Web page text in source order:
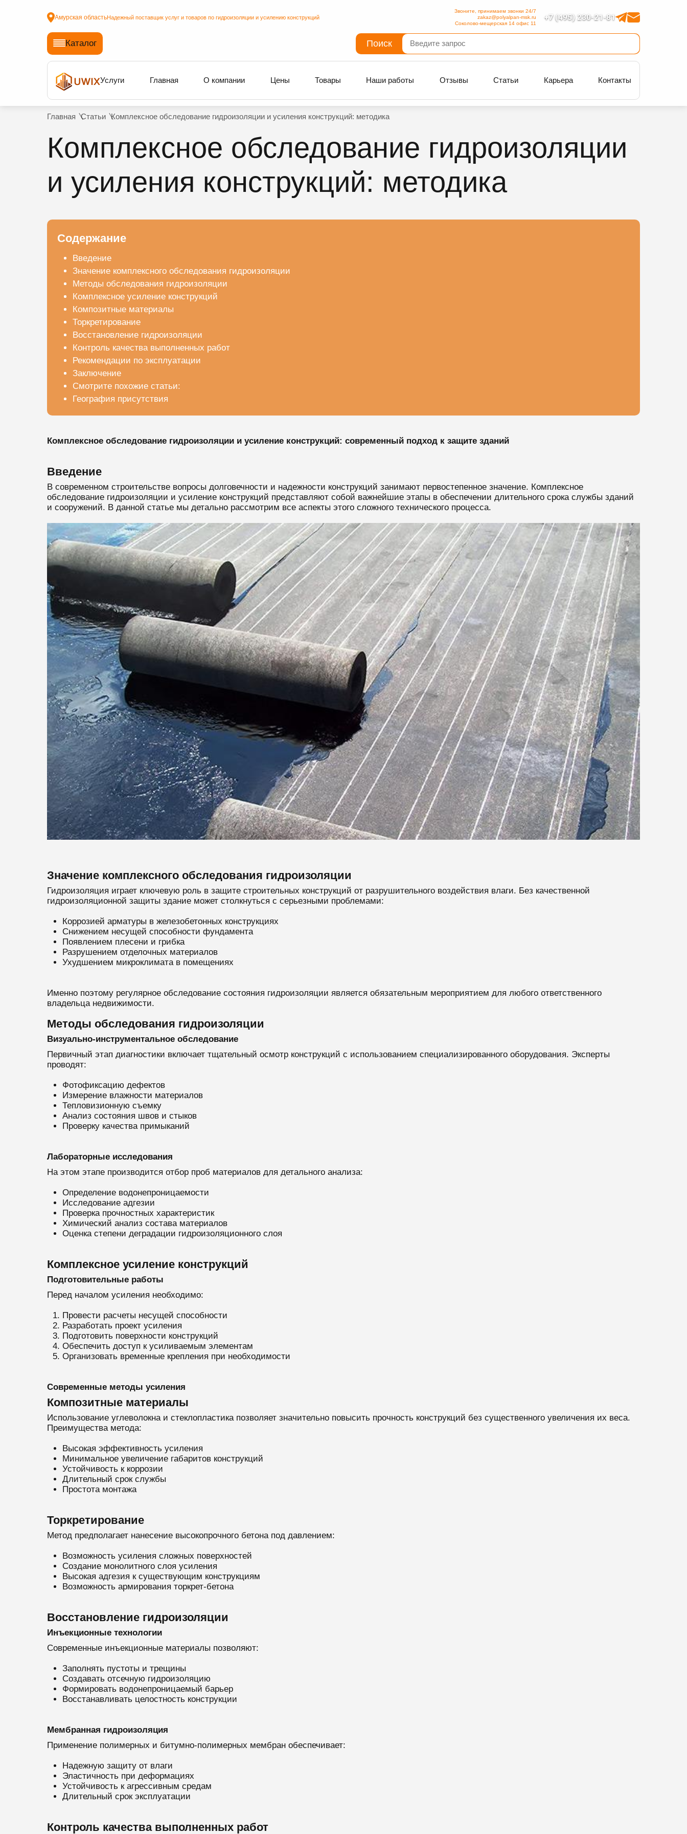
Амурская областьНадежный поставщик услуг и товаров по гидроизоляции и усилению конструкций +7 (495) 230-21-81
Звоните, принимаем звонки 24/7
zakaz@polyalpan-msk.ru
Соколово-мещерская 14 офис 11
Каталог Поиск
Услуги Главная О компании Цены Товары Наши работы Отзывы Статьи Карьера Контакты
Главная Статьи Комплексное обследование гидроизоляции и усиления конструкций: методика
Комплексное обследование гидроизоляции
и усиления конструкций: методика
Содержание
Введение
Значение комплексного обследования гидроизоляции
Методы обследования гидроизоляции
Комплексное усиление конструкций
Композитные материалы
Торкретирование
Восстановление гидроизоляции
Контроль качества выполненных работ
Рекомендации по эксплуатации
Заключение
Смотрите похожие статьи:
География присутствия
Комплексное обследование гидроизоляции и усиление конструкций: современный подход к защите зданий
Введение
В современном строительстве вопросы долговечности и надежности конструкций занимают первостепенное значение. Комплексное
обследование гидроизоляции и усиление конструкций представляют собой важнейшие этапы в обеспечении длительного срока службы зданий
и сооружений. В данной статье мы детально рассмотрим все аспекты этого сложного технического процесса.
Значение комплексного обследования гидроизоляции
Гидроизоляция играет ключевую роль в защите строительных конструкций от разрушительного воздействия влаги. Без качественной
гидроизоляционной защиты здание может столкнуться с серьезными проблемами:
Коррозией арматуры в железобетонных конструкциях
Снижением несущей способности фундамента
Появлением плесени и грибка
Разрушением отделочных материалов
Ухудшением микроклимата в помещениях
Именно поэтому регулярное обследование состояния гидроизоляции является обязательным мероприятием для любого ответственного
владельца недвижимости.
Методы обследования гидроизоляции
Визуально-инструментальное обследование
Первичный этап диагностики включает тщательный осмотр конструкций с использованием специализированного оборудования. Эксперты
проводят:
Фотофиксацию дефектов
Измерение влажности материалов
Тепловизионную съемку
Анализ состояния швов и стыков
Проверку качества примыканий
Лабораторные исследования
На этом этапе производится отбор проб материалов для детального анализа:
Определение водонепроницаемости
Исследование адгезии
Проверка прочностных характеристик
Химический анализ состава материалов
Оценка степени деградации гидроизоляционного слоя
Комплексное усиление конструкций
Подготовительные работы
Перед началом усиления необходимо:
Провести расчеты несущей способности
Разработать проект усиления
Подготовить поверхности конструкций
Обеспечить доступ к усиливаемым элементам
Организовать временные крепления при необходимости
Современные методы усиления
Композитные материалы
Использование углеволокна и стеклопластика позволяет значительно повысить прочность конструкций без существенного увеличения их веса.
Преимущества метода:
Высокая эффективность усиления
Минимальное увеличение габаритов конструкций
Устойчивость к коррозии
Длительный срок службы
Простота монтажа
Торкретирование
Метод предполагает нанесение высокопрочного бетона под давлением:
Возможность усиления сложных поверхностей
Создание монолитного слоя усиления
Высокая адгезия к существующим конструкциям
Возможность армирования торкрет-бетона
Восстановление гидроизоляции
Инъекционные технологии
Современные инъекционные материалы позволяют:
Заполнять пустоты и трещины
Создавать отсечную гидроизоляцию
Формировать водонепроницаемый барьер
Восстанавливать целостность конструкции
Мембранная гидроизоляция
Применение полимерных и битумно-полимерных мембран обеспечивает:
Надежную защиту от влаги
Эластичность при деформациях
Устойчивость к агрессивным средам
Длительный срок эксплуатации
Контроль качества выполненных работ